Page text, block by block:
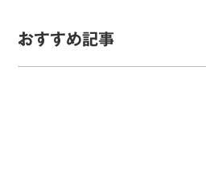
おすすめ記事